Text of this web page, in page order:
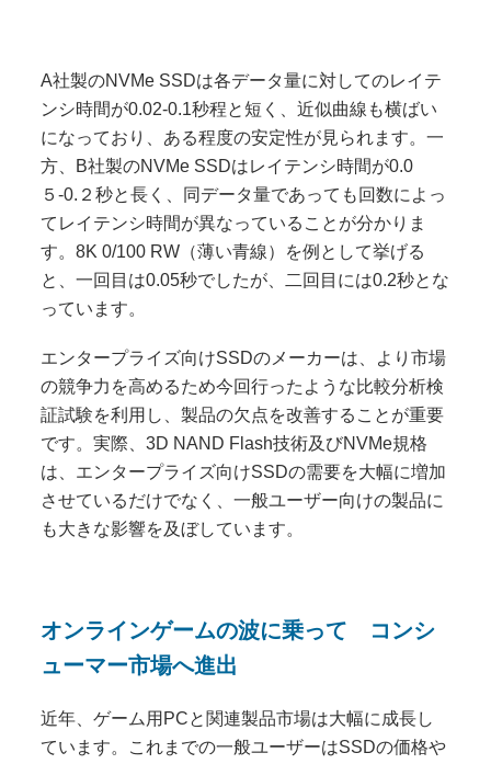
A社製のNVMe SSDは各データ量に対してのレイテ
ンシ時間が0.02-0.1秒程と短く、近似曲線も横ばい
になっており、ある程度の安定性が見られます。一
方、B社製のNVMe SSDはレイテンシ時間が0.0
５-0.２秒と長く、同データ量であっても回数によっ
てレイテンシ時間が異なっていることが分かりま
す。8K 0/100 RW（薄い青線）を例として挙げる
と、一回目は0.05秒でしたが、二回目には0.2秒とな
っています。
エンタープライズ向けSSDのメーカーは、より市場
の競争力を高めるため今回行ったような比較分析検
証試験を利用し、製品の欠点を改善することが重要
です。実際、3D NAND Flash技術及びNVMe規格
は、エンタープライズ向けSSDの需要を大幅に増加
させているだけでなく、一般ユーザー向けの製品に
も大きな影響を及ぼしています。
オンラインゲームの波に乗って コンシ
ューマー市場へ進出
近年、ゲーム用PCと関連製品市場は大幅に成長し
ています。これまでの一般ユーザーはSSDの価格や